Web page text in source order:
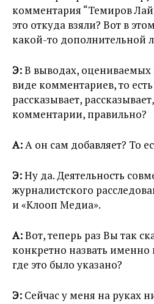
комментария “Темиров
это откуда взяли? Вот в
какой-то дополнительной
Э:В выводах,
виде комментариев, то
рассказывает,
комментарии, правильно?
А:А он сам добавляет? То
Э:Ну да. Деятельность
журналистского
и «Клооп Медиа».
А:Вот, теперь раз Вы так
конкретно назвать
где это было указано?
Э: Сейчас у меня на руках